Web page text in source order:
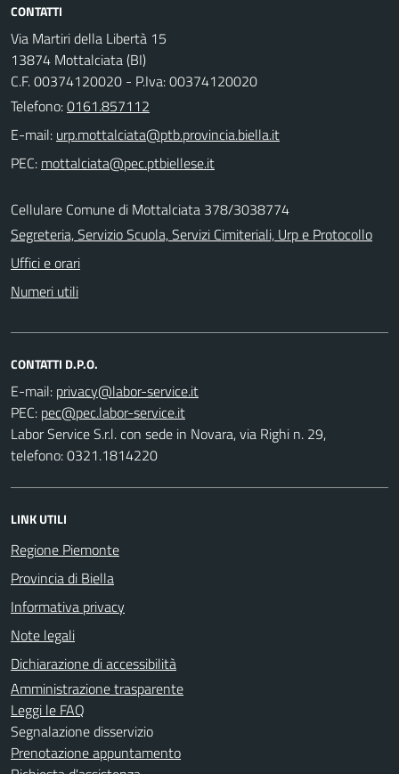
CONTATTI
Via Martiri della Libertà 15
13874 Mottalciata (BI)
C.F. 00374120020 - P.Iva: 00374120020
Telefono:0161.857112
E-mail:
PEC:
Cellulare Comune di Mottalciata 378/3038774
Segreteria, Servizio Scuola, Servizi Cimiteriali, Urp e Protocollo
Uffici e orari
Numeri utili
CONTATTI D.P.O.
E-mail:
PEC:
Labor Service S.r.l. con sede in Novara, via Righi n. 29,
telefono: 0321.1814220
LINK UTILI
Regione Piemonte
Provincia di Biella
Informativa privacy
Note legali
Dichiarazione di accessibilità
Amministrazione trasparente
Leggi le FAQ
Segnalazione disservizio
Prenotazione appuntamento